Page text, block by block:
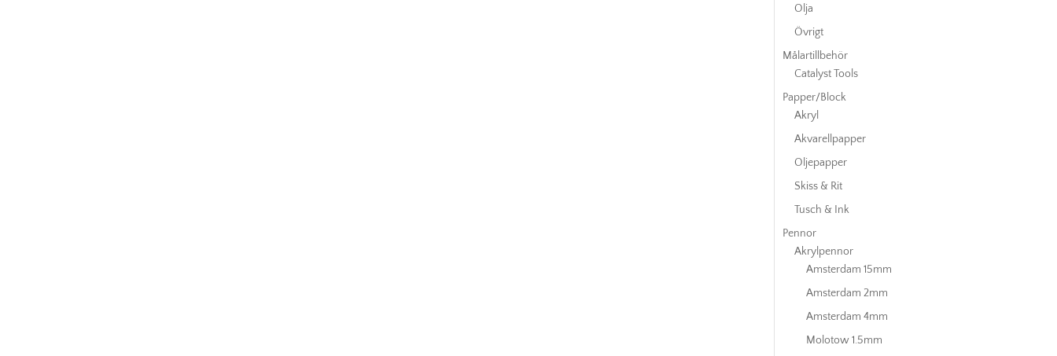
Olja
Övrigt
Målartillbehör
Catalyst Tools
Papper/Block
Akryl
Akvarellpapper
Oljepapper
Skiss & Rit
Tusch & Ink
Pennor
Akrylpennor
Amsterdam 15mm
Amsterdam 2mm
Amsterdam 4mm
Molotow 1.5mm